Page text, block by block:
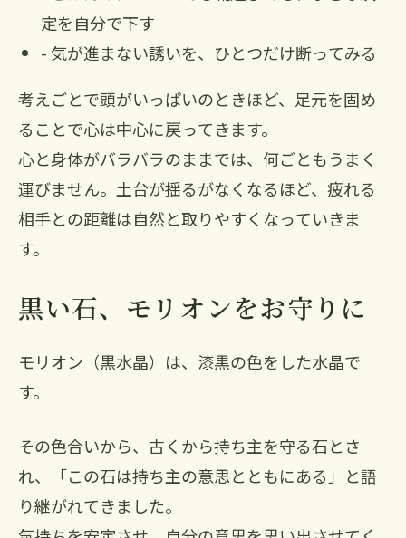
定を自分で下す
- 気が進まない誘いを、ひとつだけ断ってみる
考えごとで頭がいっぱいのときほど、足元を固め
ることで心は中心に戻ってきます。
心と身体がバラバラのままでは、何ごともうまく
運びません。土台が揺るがなくなるほど、疲れる
相手との距離は自然と取りやすくなっていきま
す。
黒い石、モリオンをお守りに
モリオン（黒水晶）は、漆黒の色をした水晶で
す。
その色合いから、古くから持ち主を守る石とさ
れ、「この石は持ち主の意思とともにある」と語
り継がれてきました。